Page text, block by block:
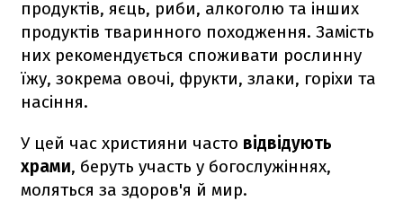
продуктів, яєць, риби, алкоголю та інших
продуктів тваринного походження. Замість
них рекомендується споживати рослинну
їжу, зокрема овочі, фрукти, злаки, горіхи та
насіння.
У цей час християни часто відвідують
храми, беруть участь у богослужіннях,
моляться за здоров'я й мир.